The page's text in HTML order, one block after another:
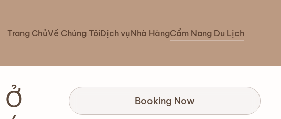
Trang ChủVề Chúng TôiDịch vụNhà HàngCẩm Nang Du Lịch
Booking Now